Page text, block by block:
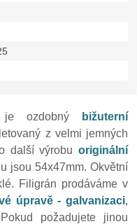
ozdobný
bižuterní
z velmi jemných
další výrobu originální
jsou 54x47mm. Okvětní
Filigrán prodáváme v
úpravě - galvanizaci,
požadujete jinou